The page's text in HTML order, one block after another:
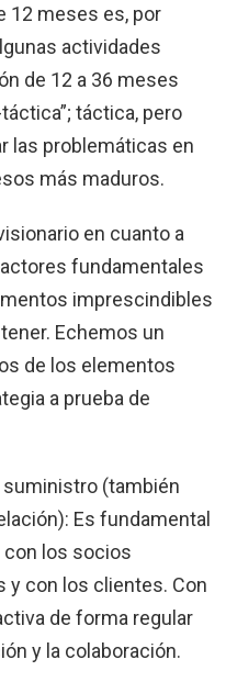
12 meses es, por
actividades
de 12 a 36 meses
táctica, pero
las problemáticas en
más maduros.
en cuanto a
fundamentales
imprescindibles
Echemos un
de los elementos
a prueba de
suministro (también
Es fundamental
con los socios
con los clientes. Con
de forma regular
y la colaboración.